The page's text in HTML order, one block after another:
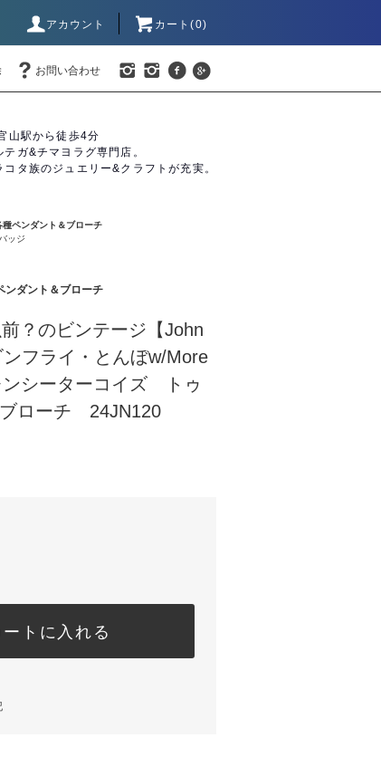
アカウント カート(0)
お問い合わせ
山駅から徒歩4分
ガ&チマヨラグ専門店。
タ族のジュエリー&クラフトが充実。
ペンダント＆ブローチ
ッジ
ンダント＆ブローチ
？のビンテージ【John
フライ・とんぼw/More
ンシーターコイズ トゥ
ローチ 24JN120
ートに入れる